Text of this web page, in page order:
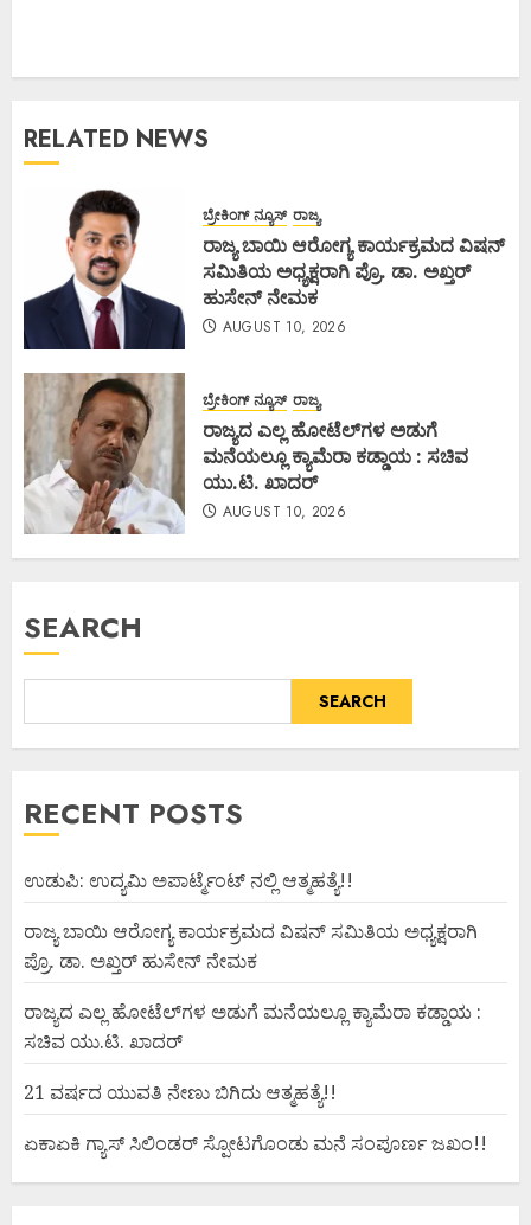
RELATED NEWS
ಬ್ರೇಕಿಂಗ್ ನ್ಯೂಸ್ ರಾಜ್ಯ
ರಾಜ್ಯ ಬಾಯಿ ಆರೋಗ್ಯ ಕಾರ್ಯಕ್ರಮದ ವಿಷನ್
ಸಮಿತಿಯ ಅಧ್ಯಕ್ಷರಾಗಿ ಪ್ರೊ. ಡಾ. ಅಖ್ತರ್
ಹುಸೇನ್ ನೇಮಕ
AUGUST 10, 2026
ಬ್ರೇಕಿಂಗ್ ನ್ಯೂಸ್ ರಾಜ್ಯ
ರಾಜ್ಯದ ಎಲ್ಲ ಹೋಟೆಲ್‌ಗಳ ಅಡುಗೆ
ಮನೆಯಲ್ಲೂ ಕ್ಯಾಮೆರಾ ಕಡ್ಡಾಯ : ಸಚಿವ
ಯು.ಟಿ. ಖಾದರ್
AUGUST 10, 2026
SEARCH
SEARCH
RECENT POSTS
ಉಡುಪಿ: ಉದ್ಯಮಿ ಅಪಾರ್ಟ್ಮೆಂಟ್ ನಲ್ಲಿ ಆತ್ಮಹತ್ಯೆ!!
ರಾಜ್ಯ ಬಾಯಿ ಆರೋಗ್ಯ ಕಾರ್ಯಕ್ರಮದ ವಿಷನ್ ಸಮಿತಿಯ ಅಧ್ಯಕ್ಷರಾಗಿ
ಪ್ರೊ. ಡಾ. ಅಖ್ತರ್ ಹುಸೇನ್ ನೇಮಕ
ರಾಜ್ಯದ ಎಲ್ಲ ಹೋಟೆಲ್‌ಗಳ ಅಡುಗೆ ಮನೆಯಲ್ಲೂ ಕ್ಯಾಮೆರಾ ಕಡ್ಡಾಯ :
ಸಚಿವ ಯು.ಟಿ. ಖಾದರ್
21 ವರ್ಷದ ಯುವತಿ ನೇಣು ಬಿಗಿದು ಆತ್ಮಹತ್ಯೆ!!
ಏಕಾಏಕಿ ಗ್ಯಾಸ್ ಸಿಲಿಂಡರ್ ಸ್ಪೋಟಗೊಂಡು ಮನೆ ಸಂಪೂರ್ಣ ಜಖಂ!!